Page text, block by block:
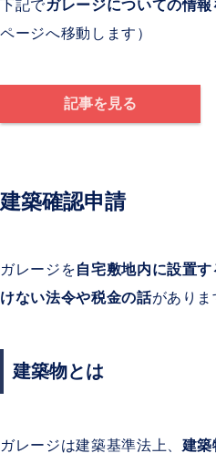
下記でガレージについての情
ページへ移動します）
記事を見る
建築確認申請
ガレージを自宅敷地内に設置
けない法令や税金の話がありま
建築物とは
ガレージは建築基準法上、 建築